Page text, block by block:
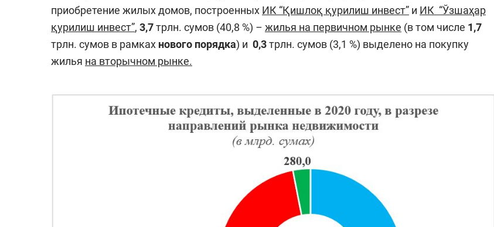
приобретение жилых домов, построенных ИК “Қишлоқ қурилиш инвест” и ИК “Ўзшаҳар
қурилиш инвест”, 3,7трлн. сумов (40,8 %) – жилья на первичном рынке (в том числе 1,7
трлн. сумов в рамках нового порядка) и 0,3трлн. сумов (3,1 %) выделено на покупку
жилья на вторычном рынке.